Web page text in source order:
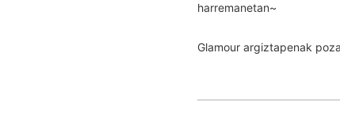
harremanetan~
Glamour argiztapenak